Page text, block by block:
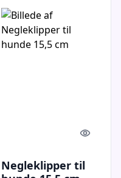
Quick
Negleklipper til